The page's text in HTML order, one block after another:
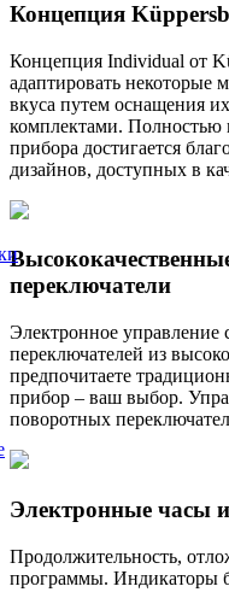
Концепция
Концепция Individual от
адаптировать некоторые
вкуса путем оснащения
комплектами.
прибора достигается
дизайнов, доступных в
переключатели
Электронное
переключателей из
предпочитаете
прибор – ваш выбор.
поворотных
Электронные часы
Продолжительность,
программы. Индикаторы